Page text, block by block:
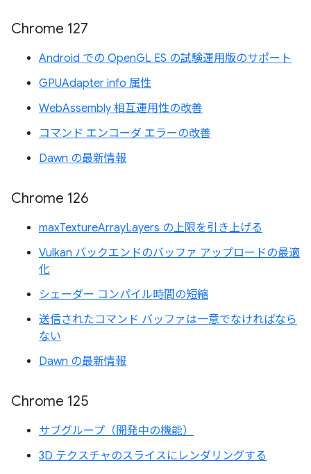
Chrome 127
Android での OpenGL ES の試験運用版のサポート
GPUAdapter info 属性
WebAssembly 相互運用性の改善
コマンド エンコーダ エラーの改善
Dawn の最新情報
Chrome 126
maxTextureArrayLayers の上限を引き上げる
Vulkan バックエンドのバッファ アップロードの最適
化
シェーダー コンパイル時間の短縮
送信されたコマンド バッファは一意でなければなら
ない
Dawn の最新情報
Chrome 125
サブグループ（開発中の機能）
3D テクスチャのスライスにレンダリングする